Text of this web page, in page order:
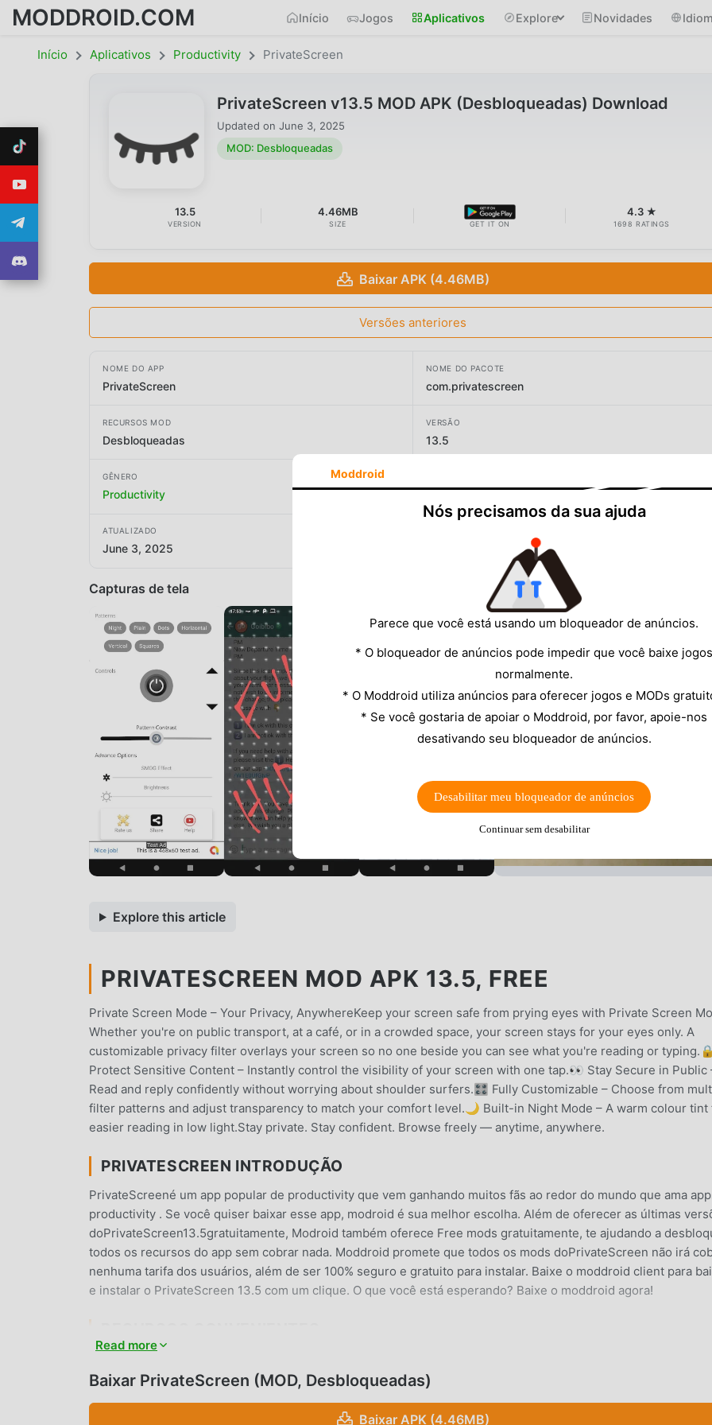
MODDROID.COM Início Jogos Aplicativos Explore Novidades
Início Aplicativos Productivity PrivateScreen
PrivateScreen v13.5 MOD APK (Desbloqueadas) Download
Updated on June 3, 2025
MOD: Desbloqueadas
13.5
VERSION
4.46MB
SIZE GET IT ON
4.3 ★
1698 RATINGS
Baixar APK (4.46MB)
Versões anteriores
NOME DO APP
PrivateScreen
NOME DO PACOTE
com.privatescreen
RECURSOS MOD
Desbloqueadas
VERSÃO
13.5
GÊNERO
Productivity Latif Mohammad Khan
ATUALIZADO
June 3, 2025
Capturas de tela
Explore this article
PRIVATESCREEN MOD APK 13.5, FREE
Private Screen Mode – Your Privacy, AnywhereKeep your screen safe from prying eyes with Private Screen
Whether you're on public transport, at a café, or in a crowded space, your screen stays for your eyes only. A
customizable privacy filter overlays your screen so no one beside you can see what you're reading or typing.🔒
Protect Sensitive Content – Instantly control the visibility of your screen with one tap.👀 Stay Secure in Public
Read and reply confidently without worrying about shoulder surfers.🎛️ Fully Customizable – Choose from
filter patterns and adjust transparency to match your comfort level.🌙 Built-in Night Mode – A warm colour tint
easier reading in low light.Stay private. Stay confident. Browse freely — anytime, anywhere.
PRIVATESCREEN INTRODUÇÃO
PrivateScreené um app popular de productivity que vem ganhando muitos fãs ao redor do mundo que ama
productivity . Se você quiser baixar esse app, modroid é sua melhor escolha. Além de oferecer as últimas
doPrivateScreen13.5gratuitamente, Modroid também oferece Free mods gratuitamente, te ajudando a
todos os recursos do app sem cobrar nada. Moddroid promete que todos os mods doPrivateScreen não irá
nenhuma tarifa dos usuários, além de ser 100% seguro e gratuito para instalar. Baixe o moddroid client para
e instalar o PrivateScreen 13.5 com um clique. O que você está esperando? Baixe o moddroid agora!
número de usuários. Comparado a apps tradicionais de productivity , PrivateScreen proporciona uma
experimentar todas as funções gratuitamente! Além disso, moddroid também oferece suporte para os fãs de
Read more
Baixar PrivateScreen (MOD, Desbloqueadas)
Baixar APK (4.46MB)
Moddroid
Nós precisamos da sua ajuda
Parece que você está usando um bloqueador de anúncios.
* O bloqueador de anúncios pode impedir que você baixe jogos
normalmente.
* O Moddroid utiliza anúncios para oferecer jogos e MODs
* Se você gostaria de apoiar o Moddroid, por favor, apoie-nos
desativando seu bloqueador de anúncios.
Desabilitar meu bloqueador de anúncios
Continuar sem desabilitar